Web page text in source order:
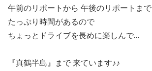
午前のリポートから 午後のリポートまで
たっぷり時間があるので
ちょっとドライブを長めに楽しんで…
『真鶴半島』まで 来ています♪♪